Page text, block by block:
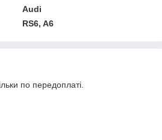
Audi
RS6, A6
по передоплаті.